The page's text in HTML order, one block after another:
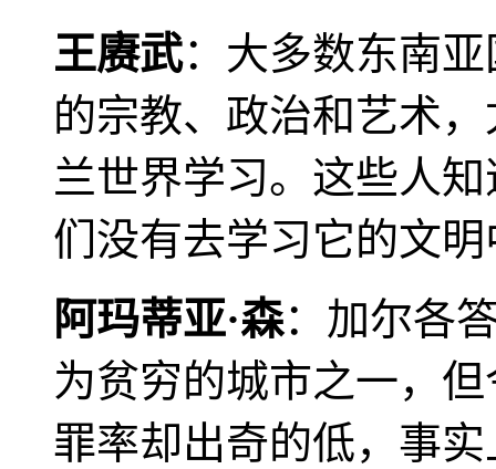
王赓武：大多数东南
的宗教、政治和艺术
兰世界学习。这些人
们没有去学习它的文
阿玛蒂亚·森：加尔各
为贫穷的城市之一，
罪率却出奇的低，事